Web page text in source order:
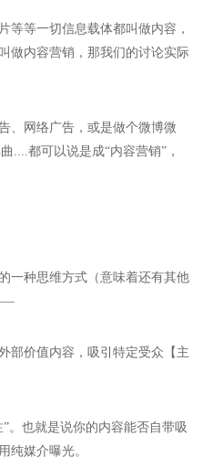
等等一切信息载体都叫做内容，
做内容营销，那我们的讨论实际
、网络广告，或是做个微博微
....都可以说是成“内容营销”，
一种思维方式（意味着还有其他
部价值内容，吸引特定受众【主
。也就是说你的内容能否自带吸
纯媒介曝光。